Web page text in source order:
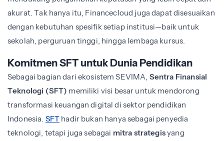
akurat. Tak hanya itu, Financecloud juga dapat disesuaikan
dengan kebutuhan spesifik setiap institusi—baik untuk
sekolah, perguruan tinggi, hingga lembaga kursus.
Komitmen SFT untuk Dunia Pendidikan
Sebagai bagian dari ekosistem SEVIMA, Sentra Finansial
Teknologi (SFT) memiliki visi besar untuk mendorong
transformasi keuangan digital di sektor pendidikan
Indonesia. SFT hadir bukan hanya sebagai penyedia
teknologi, tetapi juga sebagai mitra strategisyang